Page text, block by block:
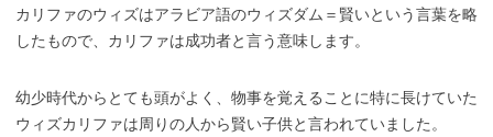
カリファのウィズはアラビア語のウィズダム＝賢いという言葉を略
したもので、カリファは成功者と言う意味します。
幼少時代からとても頭がよく、物事を覚えることに特に長けていた
ウィズカリファは周りの人から賢い子供と言われていました。